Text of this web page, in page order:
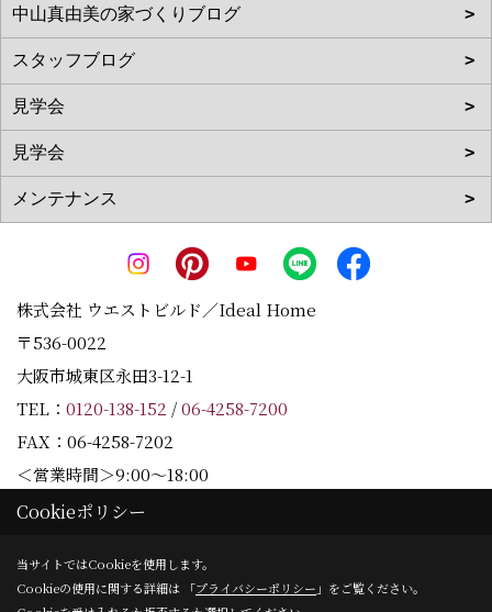
株式会社 ウエストビルド／Ideal Home
〒536-0022
大阪市城東区永田3-12-1
TEL： 0120-138-152 /06-4258-7200
FAX：06-4258-7202
＜営業時間＞9:00～18:00
＜定休日＞水曜日
Copyright (c) Westbuild Corporation. All Rights Reserved.
Cookieポリシー
当サイトではCookieを使用します。
Cookieの使用に関する詳細は 「プライバシーポリシー 」をご覧ください。